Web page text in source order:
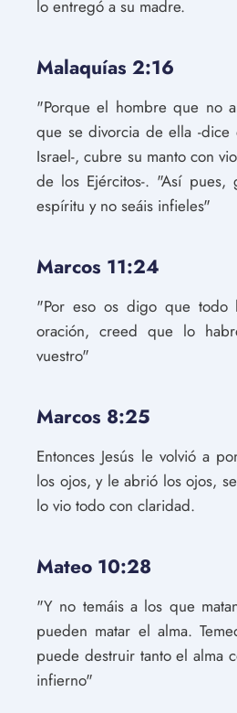
lo entregó a su madre.
Malaquías 2:16
"Porque el hombre que no
que se divorcia de ella -
Israel-, cubre su manto con
de los Ejércitos-. "Así pues,
espíritu y no seáis infieles"
Marcos 11:24
"Por eso os digo que
oración, creed que lo
vuestro"
Marcos 8:25
Entonces Jesús le volvió a
los ojos, y le abrió los ojos,
lo vio todo con claridad.
Mateo 10:28
"Y no temáis a los que
pueden matar el alma.
puede destruir tanto el alma
infierno"